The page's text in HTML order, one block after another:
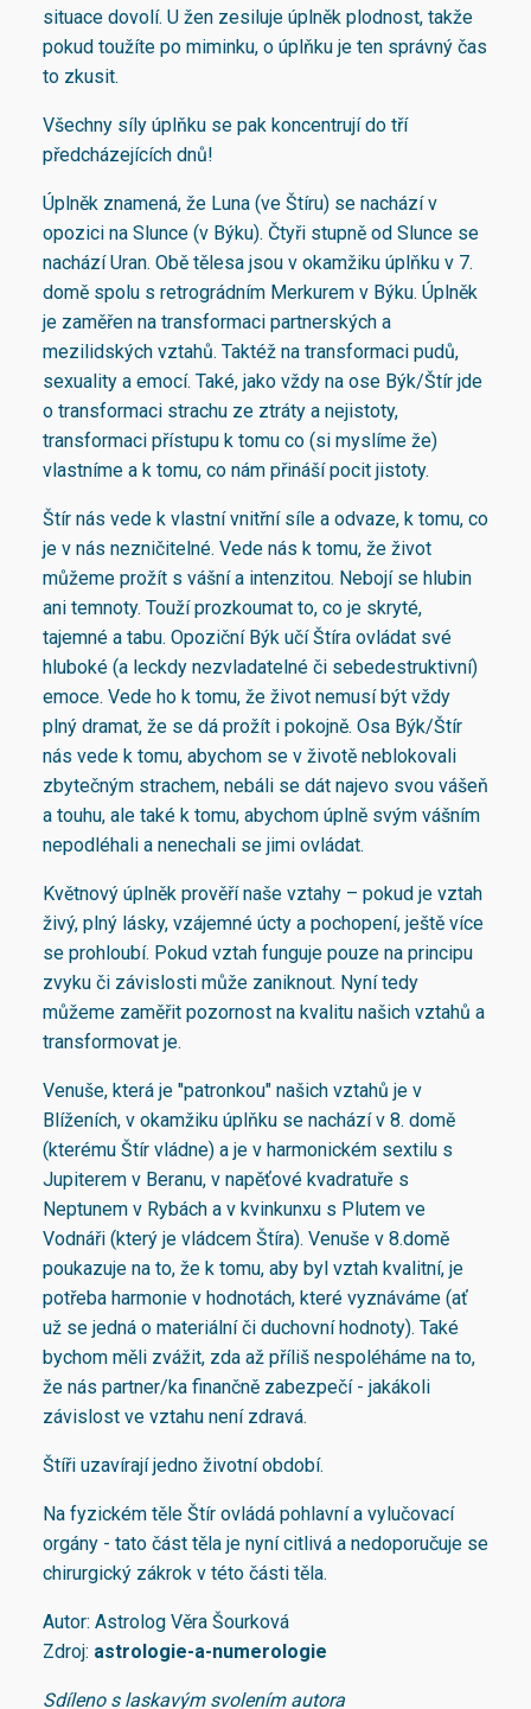
situace dovolí. U žen zesiluje úplněk plodnost, takže
pokud toužíte po miminku, o úplňku je ten správný čas
to zkusit.
Všechny síly úplňku se pak koncentrují do tří
předcházejících dnů!
Úplněk znamená, že Luna (ve Štíru) se nachází v
opozici na Slunce (v Býku). Čtyři stupně od Slunce se
nachází Uran. Obě tělesa jsou v okamžiku úplňku v 7.
domě spolu s retrográdním Merkurem v Býku. Úplněk
je zaměřen na transformaci partnerských a
mezilidských vztahů. Taktéž na transformaci pudů,
sexuality a emocí. Také, jako vždy na ose Býk/Štír jde
o transformaci strachu ze ztráty a nejistoty,
transformaci přístupu k tomu co (si myslíme že)
vlastníme a k tomu, co nám přináší pocit jistoty.
Štír nás vede k vlastní vnitřní síle a odvaze, k tomu, co
je v nás nezničitelné. Vede nás k tomu, že život
můžeme prožít s vášní a intenzitou. Nebojí se hlubin
ani temnoty. Touží prozkoumat to, co je skryté,
tajemné a tabu. Opoziční Býk učí Štíra ovládat své
hluboké (a leckdy nezvladatelné či sebedestruktivní)
emoce. Vede ho k tomu, že život nemusí být vždy
plný dramat, že se dá prožít i pokojně. Osa Býk/Štír
nás vede k tomu, abychom se v životě neblokovali
zbytečným strachem, nebáli se dát najevo svou vášeň
a touhu, ale také k tomu, abychom úplně svým vášním
nepodléhali a nenechali se jimi ovládat.
Květnový úplněk prověří naše vztahy – pokud je vztah
živý, plný lásky, vzájemné úcty a pochopení, ještě více
se prohloubí. Pokud vztah funguje pouze na principu
zvyku či závislosti může zaniknout. Nyní tedy
můžeme zaměřit pozornost na kvalitu našich vztahů a
transformovat je.
Venuše, která je "patronkou" našich vztahů je v
Blíženích, v okamžiku úplňku se nachází v 8. domě
(kterému Štír vládne) a je v harmonickém sextilu s
Jupiterem v Beranu, v napěťové kvadratuře s
Neptunem v Rybách a v kvinkunxu s Plutem ve
Vodnáři (který je vládcem Štíra). Venuše v 8.domě
poukazuje na to, že k tomu, aby byl vztah kvalitní, je
potřeba harmonie v hodnotách, které vyznáváme (ať
už se jedná o materiální či duchovní hodnoty). Také
bychom měli zvážit, zda až příliš nespoléháme na to,
že nás partner/ka finančně zabezpečí - jakákoli
závislost ve vztahu není zdravá.
Štíři uzavírají jedno životní období.
Na fyzickém těle Štír ovládá pohlavní a vylučovací
orgány - tato část těla je nyní citlivá a nedoporučuje se
chirurgický zákrok v této části těla.
Autor: Astrolog Věra Šourková
Zdroj: astrologie-a-numerologie
Sdíleno s laskavým svolením autora